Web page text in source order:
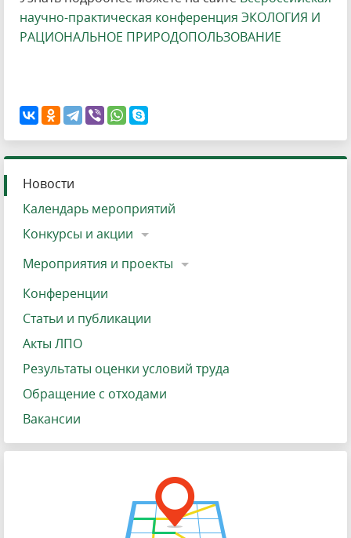
научно-практическая конференция ЭКОЛОГИЯ И
РАЦИОНАЛЬНОЕ ПРИРОДОПОЛЬЗОВАНИЕ
Новости
Календарь мероприятий
Конкурсы и акции
Мероприятия и проекты
Конференции
Статьи и публикации
Акты ЛПО
Результаты оценки условий труда
Обращение с отходами
Вакансии